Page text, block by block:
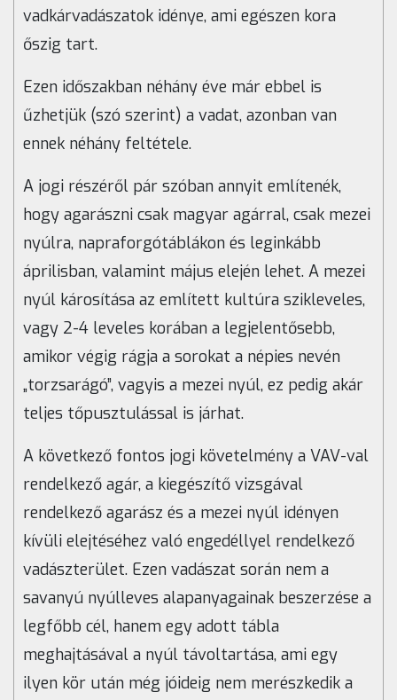
vadkárvadászatok idénye, ami egészen kora
őszig tart.
Ezen időszakban néhány éve már ebbel is
űzhetjük (szó szerint) a vadat, azonban van
ennek néhány feltétele.
A jogi részéről pár szóban annyit említenék,
hogy agarászni csak magyar agárral, csak mezei
nyúlra, napraforgótáblákon és leginkább
áprilisban, valamint május elején lehet. A mezei
nyúl károsítása az említett kultúra szikleveles,
vagy 2-4 leveles korában a legjelentősebb,
amikor végig rágja a sorokat a népies nevén
„torzsarágó”, vagyis a mezei nyúl, ez pedig akár
teljes tőpusztulással is járhat.
A következő fontos jogi követelmény a VAV-val
rendelkező agár, a kiegészítő vizsgával
rendelkező agarász és a mezei nyúl idényen
kívüli elejtéséhez való engedéllyel rendelkező
vadászterület. Ezen vadászat során nem a
savanyú nyúlleves alapanyagainak beszerzése a
legfőbb cél, hanem egy adott tábla
meghajtásával a nyúl távoltartása, ami egy
ilyen kör után még jóideig nem merészkedik a